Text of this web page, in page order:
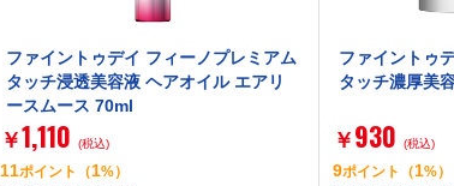
ファイントゥデイ フィーノプレミアム
タッチ浸透美容液 ヘアオイル エアリ
ースムース 70ml
￥1,110 (税込)
11ポイント （1%）
ファイントゥ
タッチ濃厚美
￥ 930 (税込)
9ポイント （1%）